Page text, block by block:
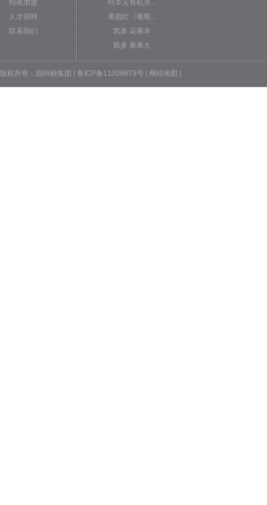
招商加盟
人才招聘
联系我们
钙丰宝有机水...
果园红（葡萄...
凯多 花果丰
凯多 果果大
版权所有：固特丽集团 | 鲁ICP备11009879号 | 网站地图